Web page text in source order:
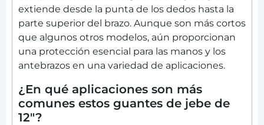
extiende desde la punta de los dedos hasta la
parte superior del brazo. Aunque son más cortos
que algunos otros modelos, aún proporcionan
una protección esencial para las manos y los
antebrazos en una variedad de aplicaciones.
¿En qué aplicaciones son más
comunes estos guantes de jebe de
12"?